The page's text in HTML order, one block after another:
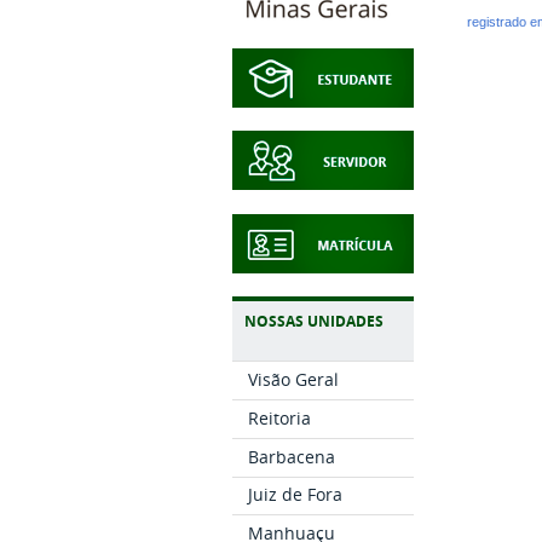
NOSSAS UNIDADES
Visão Geral
Reitoria
Barbacena
Juiz de Fora
Manhuaçu
registrado